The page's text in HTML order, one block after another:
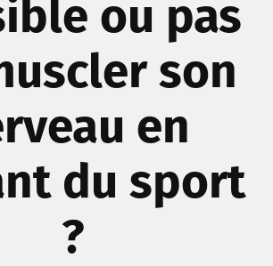
ou pas
son
en
du sport
?